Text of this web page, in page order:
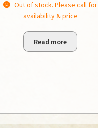
Out of stock. Please call for
availability & price
Read more